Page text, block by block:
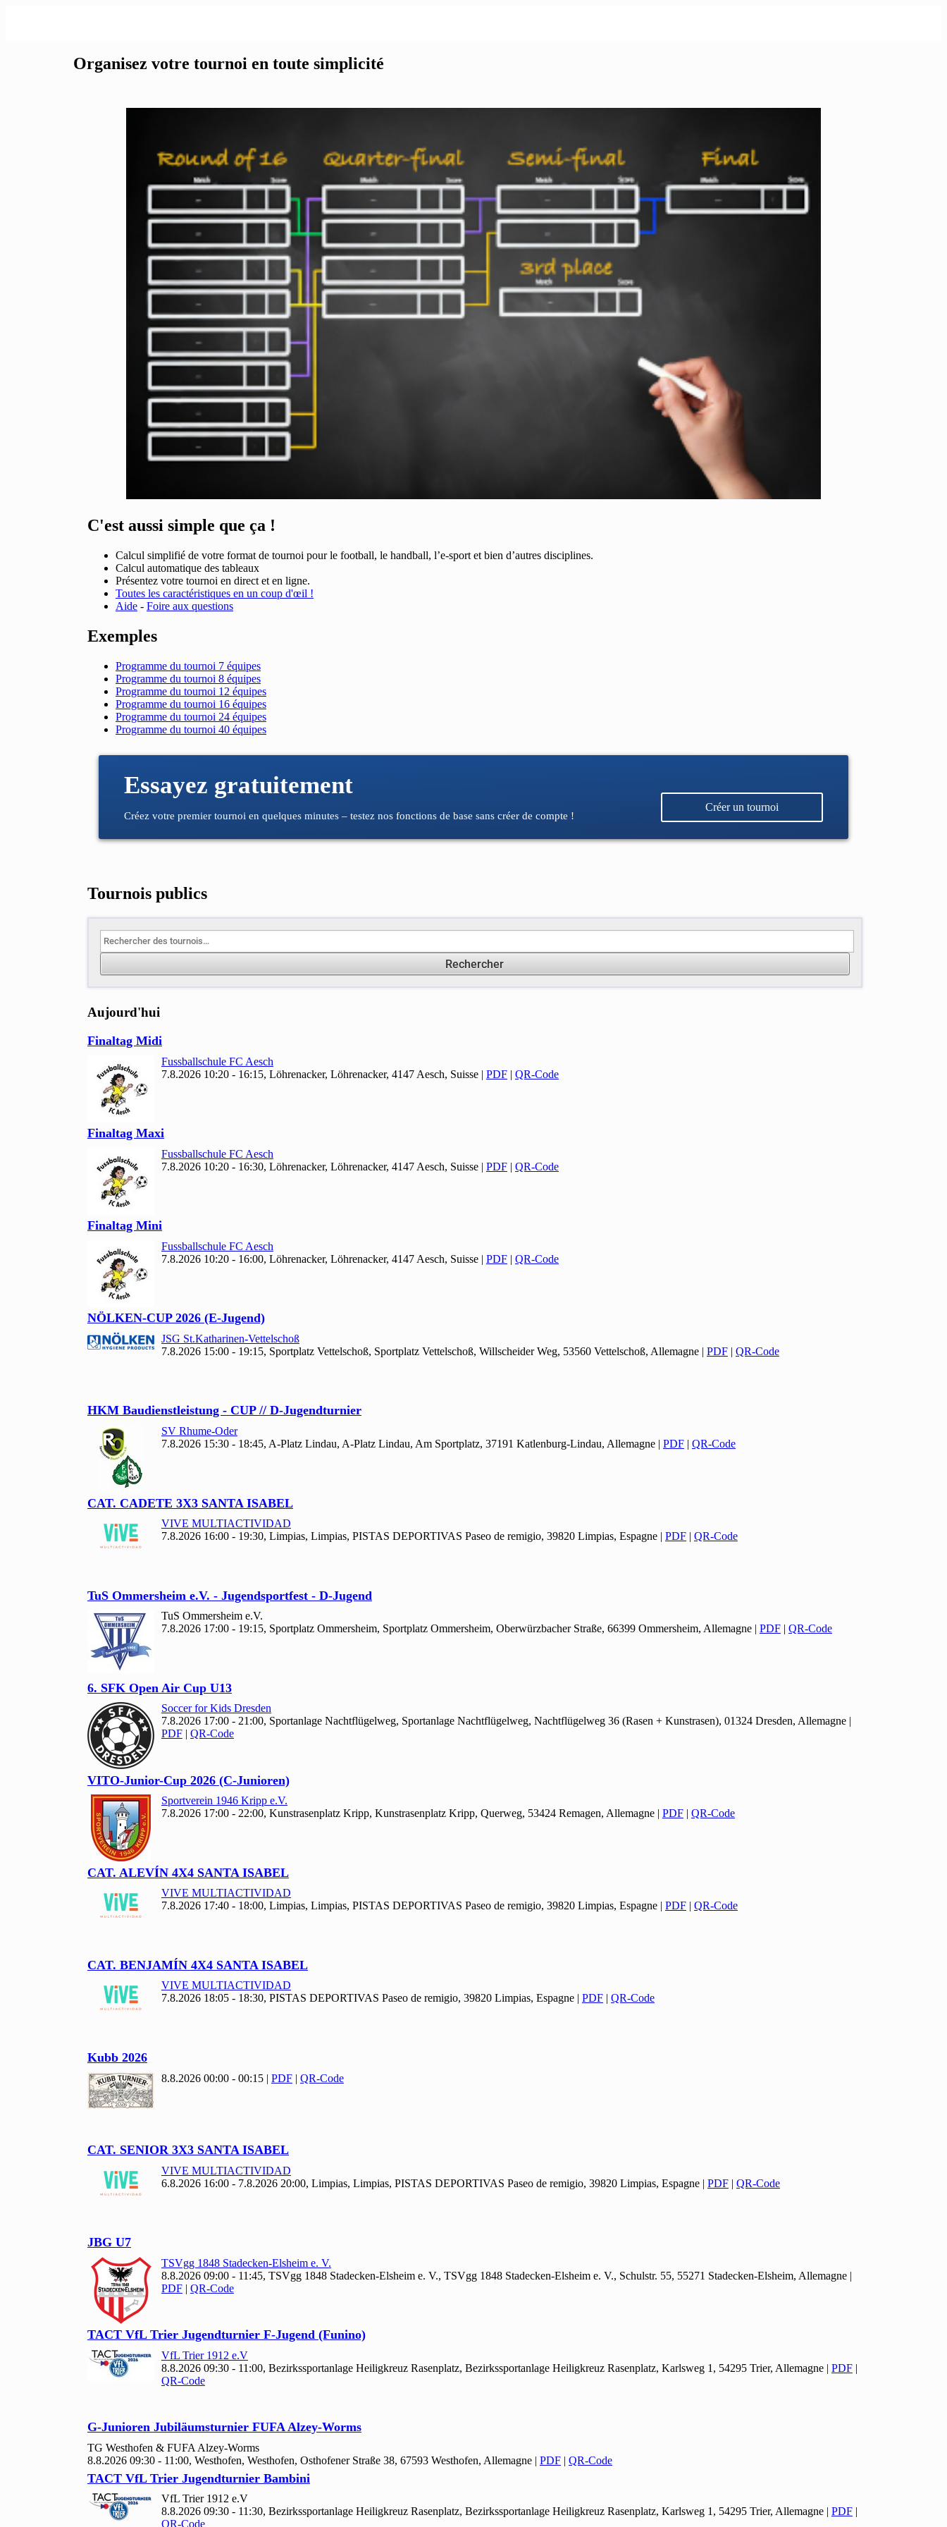
Organisez votre tournoi en toute simplicité
C'est aussi simple que ça !
Calcul simplifié de votre format de tournoi pour le football, le handball, l’e-sport et bien d’autres disciplines.
Calcul automatique des tableaux
Présentez votre tournoi en direct et en ligne.
Toutes les caractéristiques en un coup d'œil !
Aide- Foire aux questions
Exemples
Programme du tournoi 7 équipes
Programme du tournoi 8 équipes
Programme du tournoi 12 équipes
Programme du tournoi 16 équipes
Programme du tournoi 24 équipes
Programme du tournoi 40 équipes
Essayez gratuitement
Créez votre premier tournoi en quelques minutes – testez nos fonctions de base sans créer de compte !
Créer un tournoi
Tournois publics
Rechercher
Aujourd'hui
Finaltag Midi
Fussballschule FC Aesch
7.8.2026 10:20 - 16:15, Löhrenacker, Löhrenacker, 4147 Aesch, Suisse| PDF| QR-Code
Finaltag Maxi
Fussballschule FC Aesch
7.8.2026 10:20 - 16:30, Löhrenacker, Löhrenacker, 4147 Aesch, Suisse| PDF| QR-Code
Finaltag Mini
Fussballschule FC Aesch
7.8.2026 10:20 - 16:00, Löhrenacker, Löhrenacker, 4147 Aesch, Suisse| PDF| QR-Code
NÖLKEN-CUP 2026 (E-Jugend)
JSG St.Katharinen-Vettelschoß
7.8.2026 15:00 - 19:15, Sportplatz Vettelschoß, Sportplatz Vettelschoß, Willscheider Weg, 53560 Vettelschoß, Allemagne| PDF| QR-Code
HKM Baudienstleistung - CUP // D-Jugendturnier
SV Rhume-Oder
7.8.2026 15:30 - 18:45, A-Platz Lindau, A-Platz Lindau, Am Sportplatz, 37191 Katlenburg-Lindau, Allemagne| PDF| QR-Code
CAT. CADETE 3X3 SANTA ISABEL
VIVE MULTIACTIVIDAD
7.8.2026 16:00 - 19:30, Limpias, Limpias, PISTAS DEPORTIVAS Paseo de remigio, 39820 Limpias, Espagne| PDF| QR-Code
TuS Ommersheim e.V. - Jugendsportfest - D-Jugend
TuS Ommersheim e.V.
7.8.2026 17:00 - 19:15, Sportplatz Ommersheim, Sportplatz Ommersheim, Oberwürzbacher Straße, 66399 Ommersheim, Allemagne| PDF| QR-Code
6. SFK Open Air Cup U13
Soccer for Kids Dresden
7.8.2026 17:00 - 21:00, Sportanlage Nachtflügelweg, Sportanlage Nachtflügelweg, Nachtflügelweg 36 (Rasen + Kunstrasen), 01324 Dresden, Allemagne|
PDF| QR-Code
VITO-Junior-Cup 2026 (C-Junioren)
Sportverein 1946 Kripp e.V.
7.8.2026 17:00 - 22:00, Kunstrasenplatz Kripp, Kunstrasenplatz Kripp, Querweg, 53424 Remagen, Allemagne| PDF| QR-Code
CAT. ALEVÍN 4X4 SANTA ISABEL
VIVE MULTIACTIVIDAD
7.8.2026 17:40 - 18:00, Limpias, Limpias, PISTAS DEPORTIVAS Paseo de remigio, 39820 Limpias, Espagne| PDF| QR-Code
CAT. BENJAMÍN 4X4 SANTA ISABEL
VIVE MULTIACTIVIDAD
7.8.2026 18:05 - 18:30, PISTAS DEPORTIVAS Paseo de remigio, 39820 Limpias, Espagne| PDF| QR-Code
Kubb 2026
8.8.2026 00:00 - 00:15| PDF| QR-Code
CAT. SENIOR 3X3 SANTA ISABEL
VIVE MULTIACTIVIDAD
6.8.2026 16:00 - 7.8.2026 20:00, Limpias, Limpias, PISTAS DEPORTIVAS Paseo de remigio, 39820 Limpias, Espagne| PDF| QR-Code
JBG U7
TSVgg 1848 Stadecken-Elsheim e. V.
8.8.2026 09:00 - 11:45, TSVgg 1848 Stadecken-Elsheim e. V., TSVgg 1848 Stadecken-Elsheim e. V., Schulstr. 55, 55271 Stadecken-Elsheim, Allemagne|
PDF| QR-Code
TACT VfL Trier Jugendturnier F-Jugend (Funino)
VfL Trier 1912 e.V
8.8.2026 09:30 - 11:00, Bezirkssportanlage Heiligkreuz Rasenplatz, Bezirkssportanlage Heiligkreuz Rasenplatz, Karlsweg 1, 54295 Trier, Allemagne| PDF|
QR-Code
G-Junioren Jubiläumsturnier FUFA Alzey-Worms
TG Westhofen & FUFA Alzey-Worms
8.8.2026 09:30 - 11:00, Westhofen, Westhofen, Osthofener Straße 38, 67593 Westhofen, Allemagne| PDF| QR-Code
TACT VfL Trier Jugendturnier Bambini
VfL Trier 1912 e.V
8.8.2026 09:30 - 11:30, Bezirkssportanlage Heiligkreuz Rasenplatz, Bezirkssportanlage Heiligkreuz Rasenplatz, Karlsweg 1, 54295 Trier, Allemagne| PDF|
QR-Code